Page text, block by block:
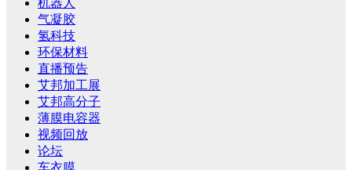
气凝胶
氢科技
环保材料
直播预告
艾邦加工展
艾邦高分子
薄膜电容器
视频回放
论坛
车衣膜